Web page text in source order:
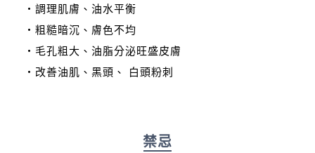
・調理肌膚、油水平衡
・粗糙暗沉、膚色不均
・毛孔粗大、油脂分泌旺盛皮膚
・改善油肌、黑頭、 白頭粉刺
禁忌